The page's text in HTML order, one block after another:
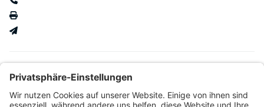
Kataloge & mehr